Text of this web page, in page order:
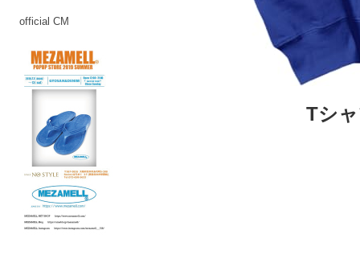
Tシ
official CM